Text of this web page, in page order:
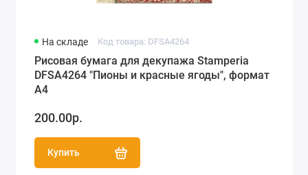
На складе Код товара: DFSA4264
Рисовая бумага для декупажа Stamperia
DFSA4264 "Пионы и красные ягоды", формат
А4
200.00р.
Купить